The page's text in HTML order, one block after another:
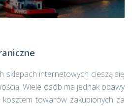
sklepach internetowych cieszą się
Wiele osób ma jednak obawy
kosztem towarów zakupionych za